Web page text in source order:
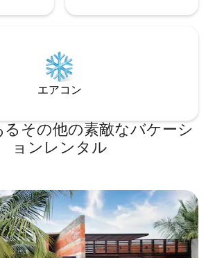
エアコン
その他の素敵なバケーシ
ョンレンタル